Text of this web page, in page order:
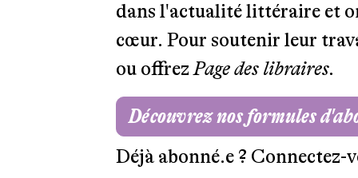
dans l'actualité littéraire et
cœur. Pour soutenir leur
ou offrezPage des libraires.
Découvrez nos formules
Déjà abonné.e ? Connectez-